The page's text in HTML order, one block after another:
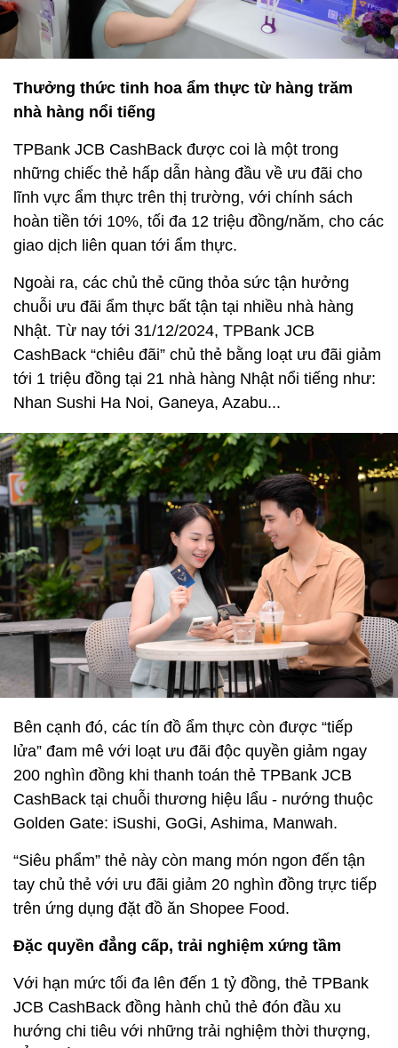
Thưởng thức tinh hoa ẩm thực từ hàng trăm
nhà hàng nổi tiếng
TPBank JCB CashBack được coi là một trong
những chiếc thẻ hấp dẫn hàng đầu về ưu đãi cho
lĩnh vực ẩm thực trên thị trường, với chính sách
hoàn tiền tới 10%, tối đa 12 triệu đồng/năm, cho các
giao dịch liên quan tới ẩm thực.
Ngoài ra, các chủ thẻ cũng thỏa sức tận hưởng
chuỗi ưu đãi ẩm thực bất tận tại nhiều nhà hàng
Nhật. Từ nay tới 31/12/2024, TPBank JCB
CashBack “chiêu đãi” chủ thẻ bằng loạt ưu đãi giảm
tới 1 triệu đồng tại 21 nhà hàng Nhật nổi tiếng như:
Nhan Sushi Ha Noi, Ganeya, Azabu...
Bên cạnh đó, các tín đồ ẩm thực còn được “tiếp
lửa” đam mê với loạt ưu đãi độc quyền giảm ngay
200 nghìn đồng khi thanh toán thẻ TPBank JCB
CashBack tại chuỗi thương hiệu lẩu - nướng thuộc
Golden Gate: iSushi, GoGi, Ashima, Manwah.
“Siêu phẩm” thẻ này còn mang món ngon đến tận
tay chủ thẻ với ưu đãi giảm 20 nghìn đồng trực tiếp
trên ứng dụng đặt đồ ăn Shopee Food.
Đặc quyền đẳng cấp, trải nghiệm xứng tầm
Với hạn mức tối đa lên đến 1 tỷ đồng, thẻ TPBank
JCB CashBack đồng hành chủ thẻ đón đầu xu
hướng chi tiêu với những trải nghiệm thời thượng,